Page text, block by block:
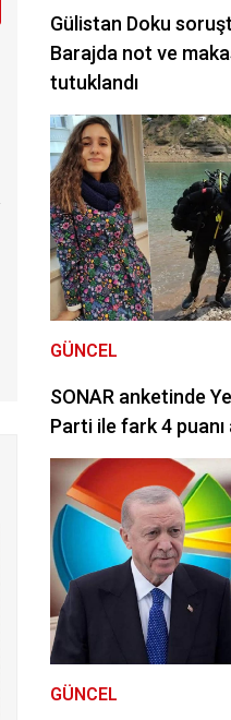
Gülistan Doku
Barajda not ve
tutuklandı
GÜNCEL
SONAR anketinde
Parti ile fark 4 puanı
GÜNCEL